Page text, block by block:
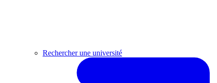
Rechercher une université